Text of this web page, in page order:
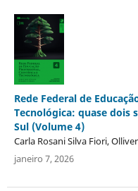
Rede Federal de
Tecnológica: quase dois
Sul (Volume 4)
Carla Rosani Silva Fiori,
janeiro 7, 2026